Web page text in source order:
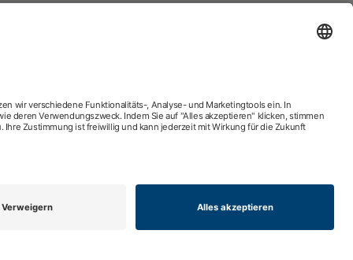
Einstellungen Nach oben